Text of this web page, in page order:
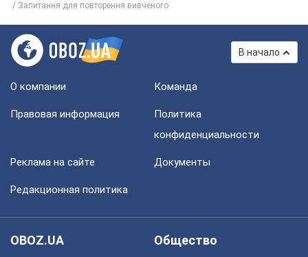
Запитання для повторення вивченого
В начало
О компании Команда
Правовая информация
Политика
конфиденциальности
Реклама на сайте Документы
Редакционная политика
OBOZ.UA
Общество